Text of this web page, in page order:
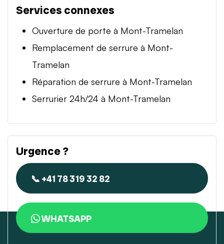
Services connexes
Ouverture de porte à Mont-Tramelan
Remplacement de serrure à Mont-
Tramelan
Réparation de serrure à Mont-Tramelan
Serrurier 24h/24 à Mont-Tramelan
Urgence ?
📞 +41 78 319 32 82
WHATSAPP